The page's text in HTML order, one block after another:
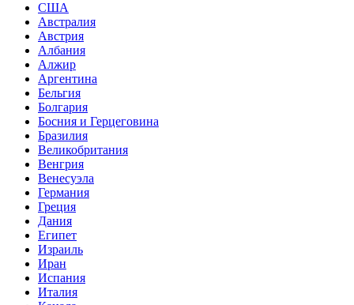
США
Австралия
Австрия
Албания
Алжир
Аргентина
Бельгия
Болгария
Босния и Герцеговина
Бразилия
Великобритания
Венгрия
Венесуэла
Германия
Греция
Дания
Египет
Израиль
Иран
Испания
Италия